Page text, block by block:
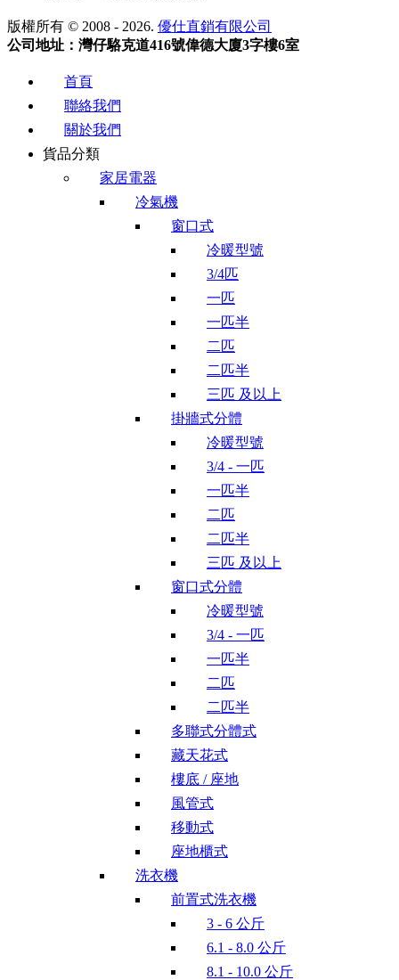
版權所有 © 2008 - 2026. 優仕直銷有限公司
公司地址：灣仔駱克道416號偉德大廈3字樓6室
首頁
聯絡我們
關於我們
貨品分類
家居電器
冷氣機
窗口式
冷暖型號
3/4匹
一匹
一匹半
二匹
二匹半
三匹 及以上
掛牆式分體
冷暖型號
3/4 - 一匹
一匹半
二匹
二匹半
三匹 及以上
窗口式分體
冷暖型號
3/4 - 一匹
一匹半
二匹
二匹半
多聯式分體式
藏天花式
樓底 / 座地
風管式
移動式
座地櫃式
洗衣機
前置式洗衣機
3 - 6 公斤
6.1 - 8.0 公斤
8.1 - 10.0 公斤